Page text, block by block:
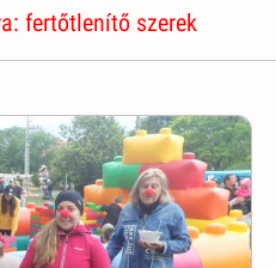
fertőtlenítő szerek